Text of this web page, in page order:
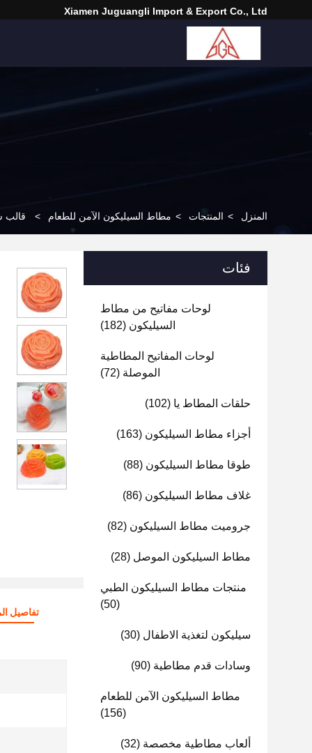
Xiamen Juguangli Import & Export Co., Ltd
المنزل > المنتجات > مطاط السيليكون الآمن للطعام > قالب
فئات
لوحات مفاتيح من مطاط
السيليكون (182)
لوحات المفاتيح المطاطية
الموصلة (72)
حلقات المطاط يا (102)
أجزاء مطاط السيليكون (163)
طوقا مطاط السيليكون (88)
غلاف مطاط السيليكون (86)
جروميت مطاط السيليكون (82)
مطاط السيليكون الموصل (28)
منتجات مطاط السيليكون الطبي
(50)
سيليكون لتغذية الاطفال (30)
وسادات قدم مطاطية (90)
مطاط السيليكون الآمن للطعام
(156)
ألعاب مطاطية مخصصة (32)
تفاصيل